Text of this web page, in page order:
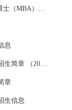
）招生简章
息
年双证班）
章
生信息